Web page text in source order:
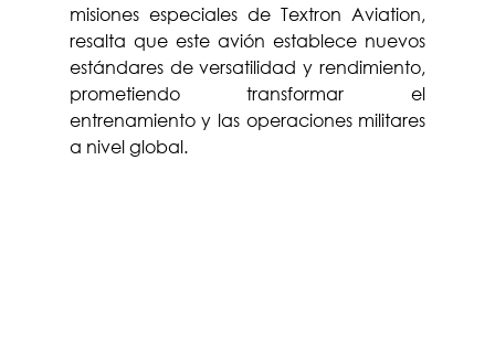
misiones especiales de Textron Aviation,
resalta que este avión establece nuevos
estándares de versatilidad y rendimiento,
prometiendo transformar el
entrenamiento y las operaciones militares
a nivel global.